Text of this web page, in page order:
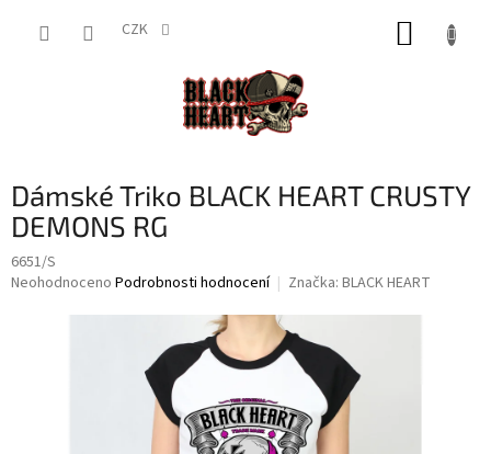
CZK
Dámské Triko BLACK HEART CRUSTY
DEMONS RG
6651/S
Průměrné
Neohodnoceno Podrobnosti hodnocení Značka: BLACK HEART